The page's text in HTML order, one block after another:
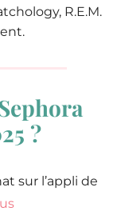
R.E.M.
?
sur l’appli de